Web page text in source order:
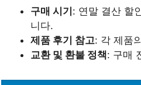
구매 시기 : 연말 결산 할
니다.
제품 후기 참고: 각 제품
교환 및 환불 정책: 구매